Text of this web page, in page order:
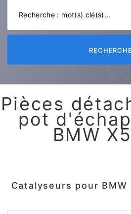
RECHERCHE
Pièces
pot
BMW
Catalyseurs pour